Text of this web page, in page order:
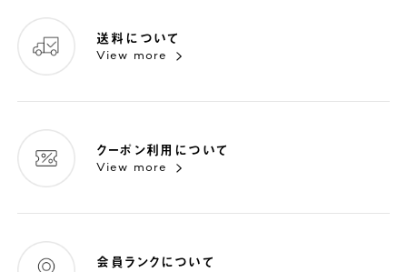
送料について
View more
クーポン利用について
View more
会員ランクについて